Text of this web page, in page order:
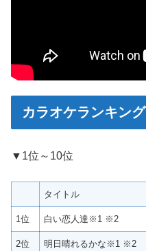
カラオケランキング
▼1位～10位
タイトル
1位 白い恋人達※1 ※2
2位 明日晴れるかな※1 ※2